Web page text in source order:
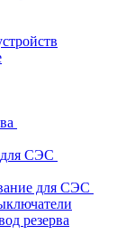
для СЭС
для СЭС
резерва